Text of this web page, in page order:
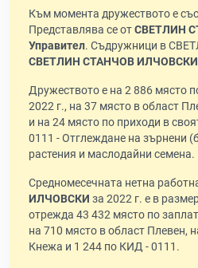
Към момента дружеството е със
Представлява се отСВЕТЛИН
Управител. Съдружници в
СВЕТЛИН СТАНЧОВ ИЛЧОВСКИ
Дружеството е на 2 886 място
2022 г., на 37 място в област
и на 24 място по приходи в
0111 - Отглеждане на зърнени
растения и маслодайни семена.
Средномесечната нетна
ИЛЧОВСКИ за 2022 г. е в
отрежда 43 432 място по
на 710 място в област Плевен,
Кнежа и 1 244 по КИД - 0111.